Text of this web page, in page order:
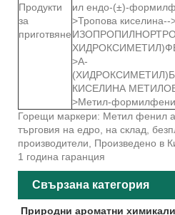
Продукти
за
приготвяне
ил ендо-(±)-
>Тропова киселина--
>А-
КИСЕЛИНА
>Метил-
Горещи маркери: Метил фенил
търговия на едро, на склад,
производители, Произведено в
1 година гаранция
Свързана категория
Природни ароматни химикали